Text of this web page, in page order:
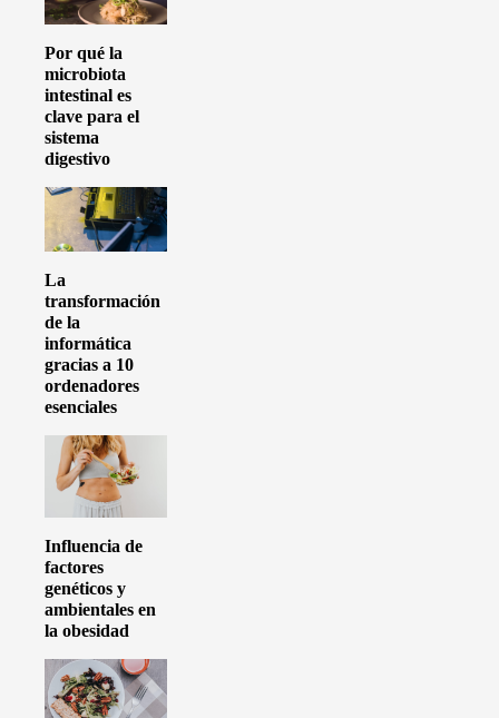
Por qué la
microbiota
intestinal es
clave para el
sistema
digestivo
La
transformación
de la
informática
gracias a 10
ordenadores
esenciales
Influencia de
factores
genéticos y
ambientales en
la obesidad